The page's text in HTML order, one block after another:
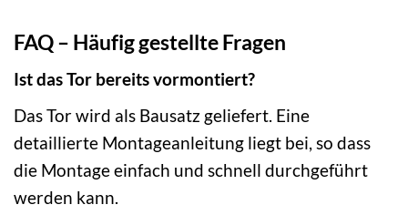
FAQ – Häufig gestellte Fragen
Ist das Tor bereits vormontiert?
Das Tor wird als Bausatz geliefert. Eine
detaillierte Montageanleitung liegt bei, so dass
die Montage einfach und schnell durchgeführt
werden kann.